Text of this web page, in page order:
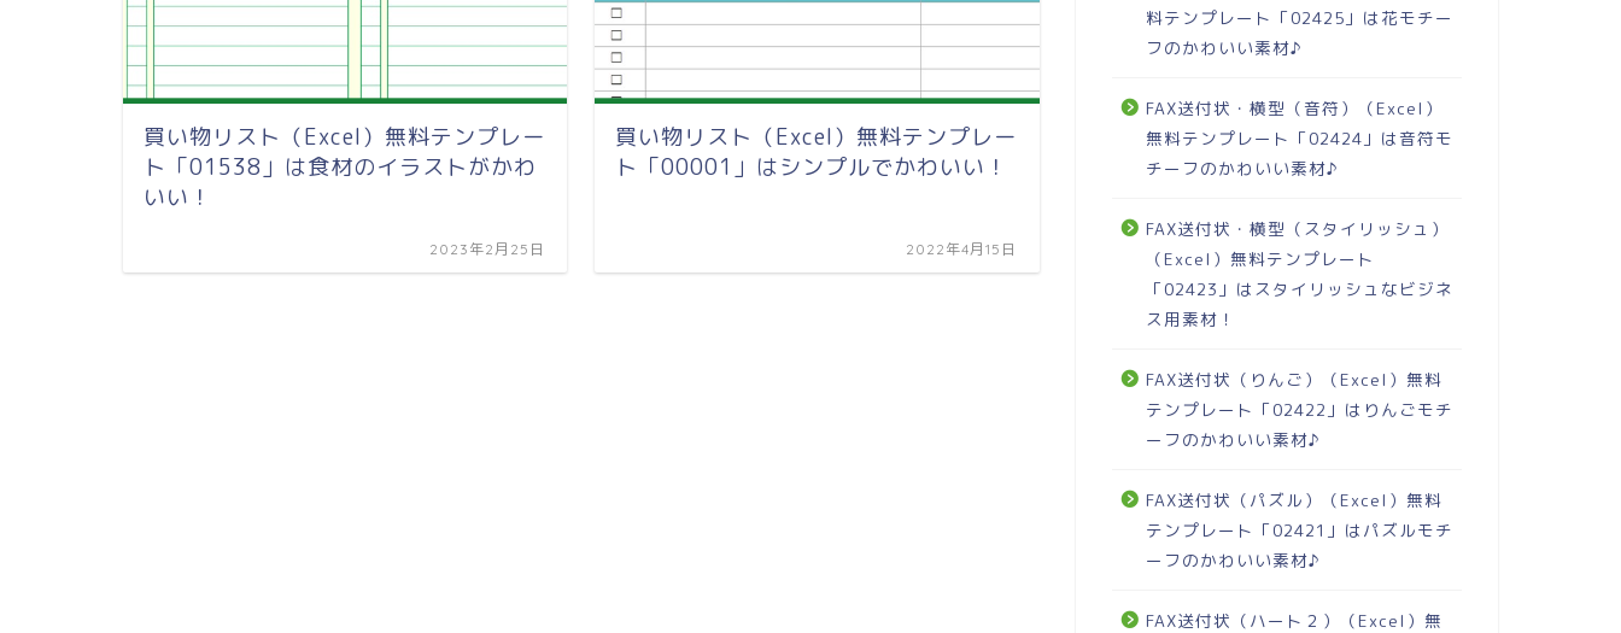
買い物リスト（Excel）無料テンプレー
ト「01538」は食材のイラストがかわ
いい！
2023年2月25日
買い物リスト（Excel）無料テンプレー
ト「00001」はシンプルでかわいい！
2022年4月15日
料テンプレート「02425」は花モチー
フのかわいい素材♪
FAX送付状・横型（音符）（Excel）
無料テンプレート「02424」は音符モ
チーフのかわいい素材♪
FAX送付状・横型（スタイリッシュ）
（Excel）無料テンプレート
「02423」はスタイリッシュなビジネ
ス用素材！
FAX送付状（りんご）（Excel）無料
テンプレート「02422」はりんごモチ
ーフのかわいい素材♪
FAX送付状（パズル）（Excel）無料
テンプレート「02421」はパズルモチ
ーフのかわいい素材♪
FAX送付状（ハート２）（Excel）無